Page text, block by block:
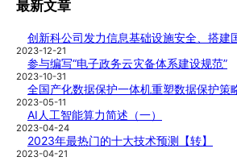
最新文章
创新科公司发力信息基础设施安全、搭建
2023-12-21
参与编写“电子政务云灾备体系建设规范”
2023-10-31
全国产化数据保护一体机重塑数据保护策
2023-05-11
AI人工智能算力简述（一）
2023-04-24
2023年最热门的十大技术预测【转】
2023-04-21